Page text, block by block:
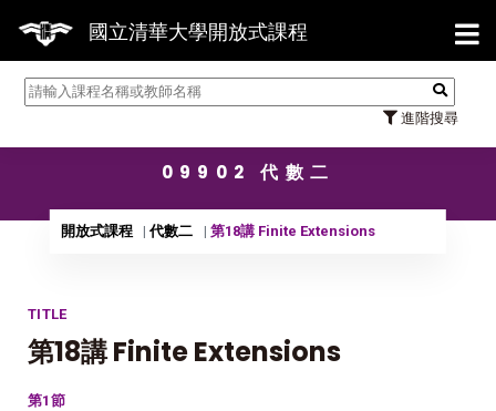
國立清華大學開放式課程
進階搜尋
【
09902 代數二
開放式課程 代數二 第18講 Finite Extensions
TITLE
第18講 Finite Extensions
第1節